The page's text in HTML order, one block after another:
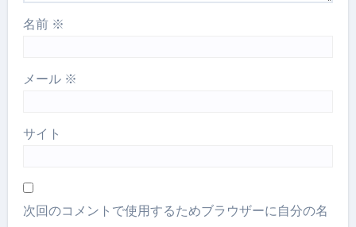
名前 ※
メール ※
サイト
次回のコメントで使用するためブラウザーに自分の名